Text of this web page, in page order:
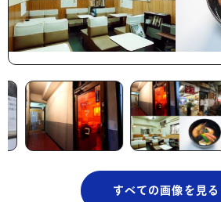
すべての画像を見る